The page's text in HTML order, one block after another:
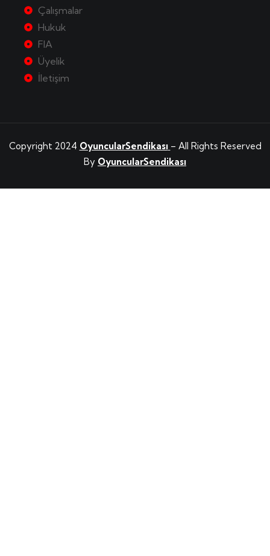
Çalışmalar
Hukuk
FIA
Üyelik
İletişim
Copyright 2024 OyuncularSendikası – All Rights Reserved
By OyuncularSendikası